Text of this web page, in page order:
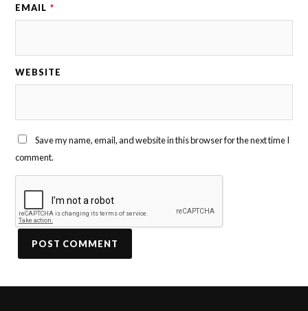
EMAIL *
WEBSITE
Save my name, email, and website in this browser for the next time I
comment.